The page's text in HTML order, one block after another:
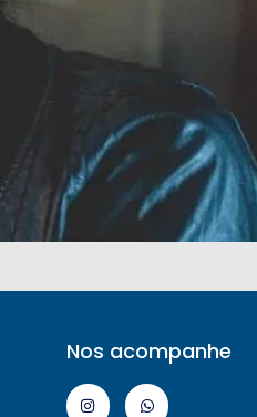
Nos acompanhe